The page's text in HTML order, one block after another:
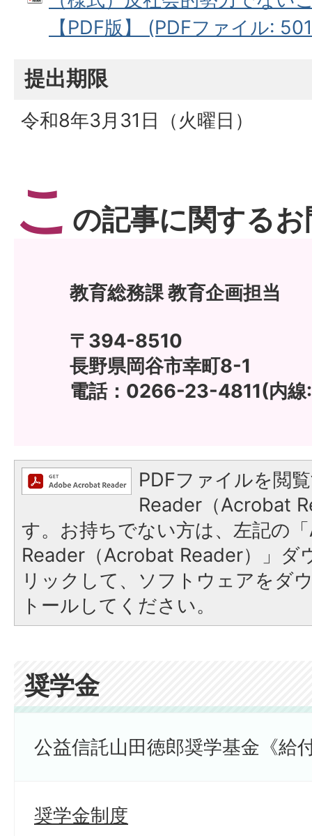
【PDF版】 (PDFファイル:
提出期限
令和8年3月31日（火曜日）
こ の記事に関する
教育総務課 教育企画担当
〒394-8510
長野県岡谷市幸町8-1
電話：0266-23-4811(内線
PDFファイルを閲
Reader（Acrobat
す。お持ちでない方は、左記の
Reader（Acrobat Reader）」ダ
リックして、ソフトウェアをダ
トールしてください。
奨学金
公益信託山田徳郎奨学基金《給
奨学金制度